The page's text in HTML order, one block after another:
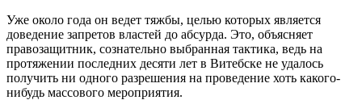
Уже около года он ведет тяжбы, целью которых является
доведение запретов властей до абсурда. Это, объясняет
правозащитник, сознательно выбранная тактика, ведь на
протяжении последних десяти лет в Витебске не удалось
получить ни одного разрешения на проведение хоть какого-
нибудь массового мероприятия.